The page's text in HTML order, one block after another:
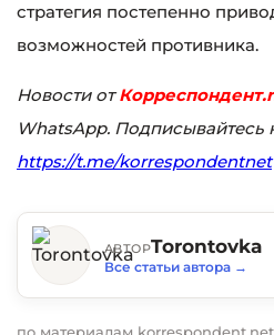
стратегия постепенно
возможностей противника.
Новости от
WhatsApp.
https://t.me/korrespondentnet
АВТОРTorontovka
Все статьи автора →